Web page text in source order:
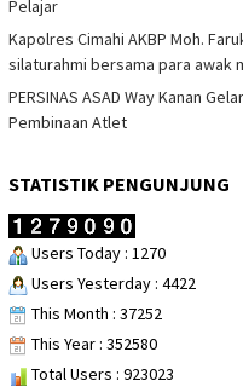
Pelajar
Kapolres Cimahi AKBP Moh.
silaturahmi bersama para awak
PERSINAS ASAD Way Kanan
Pembinaan Atlet
STATISTIK PENGUNJUNG
Users Today : 1270
Users Yesterday : 4422
This Month : 37252
This Year : 352580
Total Users : 923023